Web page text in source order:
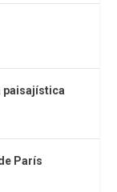
paisajística
París